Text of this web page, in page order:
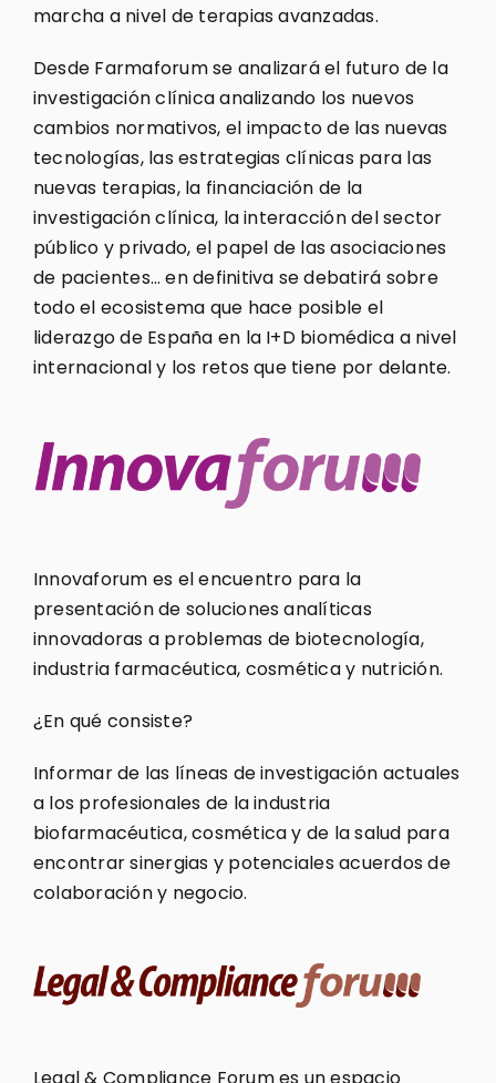
marcha a nivel de terapias avanzadas.
Desde Farmaforum se analizará el futuro de la
investigación clínica analizando los nuevos
cambios normativos, el impacto de las nuevas
tecnologías, las estrategias clínicas para las
nuevas terapias, la financiación de la
investigación clínica, la interacción del sector
público y privado, el papel de las asociaciones
de pacientes… en definitiva se debatirá sobre
todo el ecosistema que hace posible el
liderazgo de España en la I+D biomédica a nivel
internacional y los retos que tiene por delante.
Innovaforum es el encuentro para la
presentación de soluciones analíticas
innovadoras a problemas de biotecnología,
industria farmacéutica, cosmética y nutrición.
¿En qué consiste?
Informar de las líneas de investigación actuales
a los profesionales de la industria
biofarmacéutica, cosmética y de la salud para
encontrar sinergias y potenciales acuerdos de
colaboración y negocio.